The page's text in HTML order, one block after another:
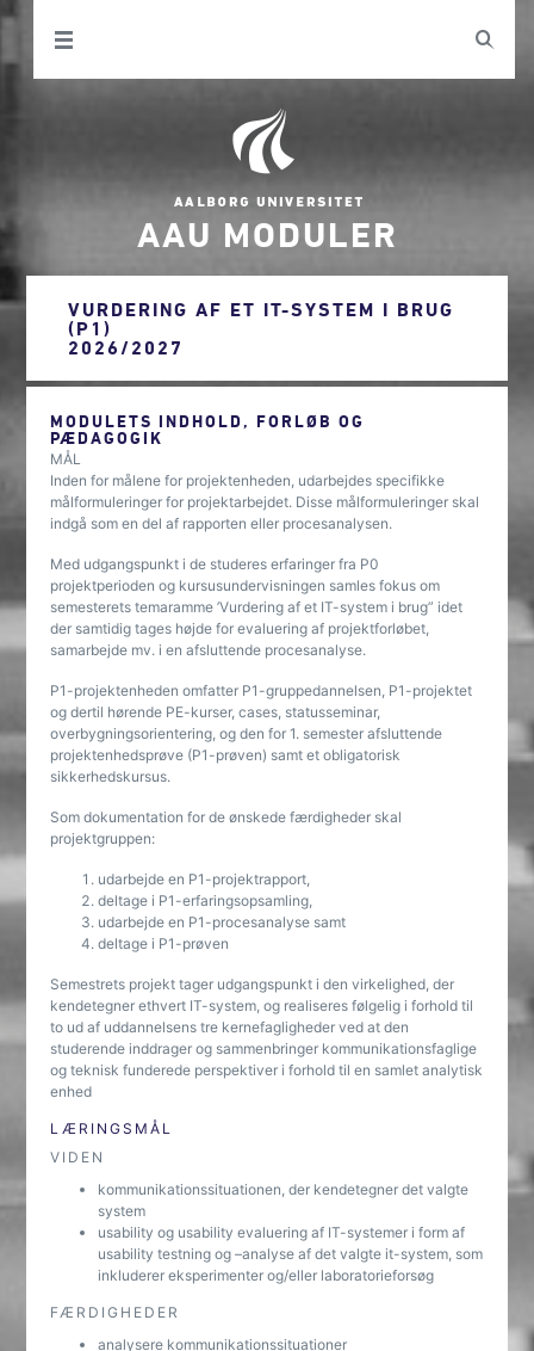
AAU MODULER
VURDERING AF ET IT-SYSTEM I BRUG
(P1)
2026/2027
MODULETS INDHOLD, FORLØB OG
PÆDAGOGIK
MÅL
Inden for målene for projektenheden, udarbejdes specifikke
målformuleringer for projektarbejdet. Disse målformuleringer skal
indgå som en del af rapporten eller procesanalysen.
Med udgangspunkt i de studeres erfaringer fra P0
projektperioden og kursusundervisningen samles fokus om
semesterets temaramme ’Vurdering af et IT-system i brug” idet
der samtidig tages højde for evaluering af projektforløbet,
samarbejde mv. i en afsluttende procesanalyse.
P1-projektenheden omfatter P1-gruppedannelsen, P1-projektet
og dertil hørende PE-kurser, cases, statusseminar,
overbygningsorientering, og den for 1. semester afsluttende
projektenhedsprøve (P1-prøven) samt et obligatorisk
sikkerhedskursus.
Som dokumentation for de ønskede færdigheder skal
projektgruppen:
udarbejde en P1-projektrapport,
deltage i P1-erfaringsopsamling,
udarbejde en P1-procesanalyse samt
deltage i P1-prøven
Semestrets projekt tager udgangspunkt i den virkelighed, der
kendetegner ethvert IT-system, og realiseres følgelig i forhold til
to ud af uddannelsens tre kernefagligheder ved at den
studerende inddrager og sammenbringer kommunikationsfaglige
og teknisk funderede perspektiver i forhold til en samlet analytisk
enhed
LÆRINGSMÅL
VIDEN
kommunikationssituationen, der kendetegner det valgte
system
usability og usability evaluering af IT-systemer i form af
usability testning og –analyse af det valgte it-system, som
inkluderer eksperimenter og/eller laboratorieforsøg
FÆRDIGHEDER
analysere kommunikationssituationer